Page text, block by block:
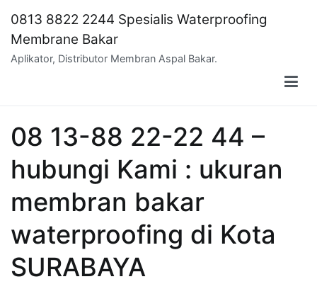
content
0813 8822 2244 Spesialis Waterproofing
Membrane Bakar
Aplikator, Distributor Membran Aspal Bakar.
08 13-88 22-22 44 –
hubungi Kami : ukuran
membran bakar
waterproofing di Kota
SURABAYA